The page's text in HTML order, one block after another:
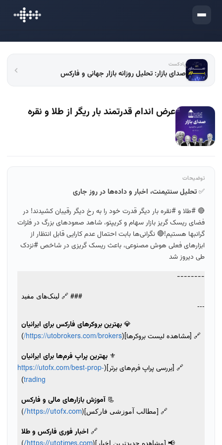
ورود
پادکست
صدای بازار: تحلیل روزانه بازار جهانی و فارکس
عرض اندام قدرتمند بار ریگر از طلا و نقره
توضیحات
✅تحلیل سنتیمنت، اخبار و داده‌ها در روز جاری
🔴 #طلا و #نقره بار دیگر قدرت خود را به رخ دیگر رقیبان کشیدند! در
فضای ریسک‌ گریز بازار سهام و کریپتو، شاهد صعودهای بزرگ در فلزات
گرانبها هستیم!🔴 نگرانی‌ها بابت احتمال عدم کارایی قابل انتظار از
ابزارهای فعلی هوش مصنوعی، باعث ریسک گریزی در شاخص #نزدک
طی دیروز شد
--------
### 🔗 لینک‌های مفید
---
💎 بهترین بروکرهای فارکس برای ایرانیان
🔗 [مشاهده لیست بروکرها](https://utobrokers.com/brokers/
)
⚜️ بهترین پراپ فرم‌ها برای ایرانیان
🔗 [بررسی پراپ فرم‌های برتر](https://utofx.com/best-prop-
trading
)
📃 آموزش بازارهای مالی و فارکس
🔗 [مطالب آموزشی فارکس](https://utofx.com/
)
🔗 اخبار فوری فارکس و طلا
📢 [مشاهده جدیدترین اخبار]( )